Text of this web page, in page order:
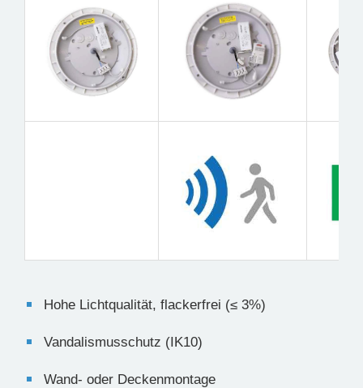
Hohe Lichtqualität, flackerfrei (≤ 3%)
Vandalismusschutz (IK10)
Wand- oder Deckenmontage